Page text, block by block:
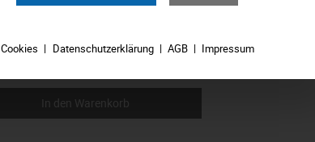
In den Warenkorb
Cookies Datenschutzerklärung AGB Impressum